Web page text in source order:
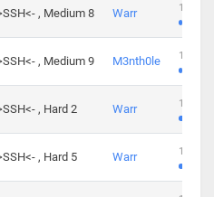
, Medium 8 Warr 112
, Medium 9 M3nth0le 100
, Hard 2 Warr 176
, Hard 5 Warr 115